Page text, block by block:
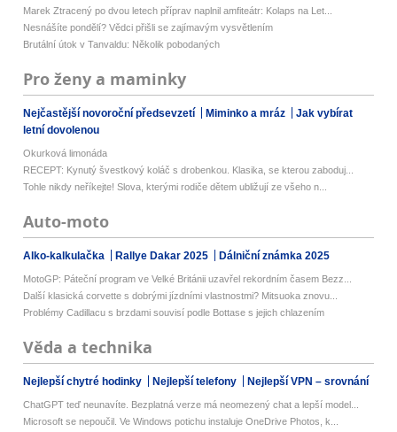
Marek Ztracený po dvou letech příprav naplnil amfiteátr: Kolaps na Let...
Nesnášíte pondělí? Vědci přišli se zajímavým vysvětlením
Brutální útok v Tanvaldu: Několik pobodaných
Pro ženy a maminky
Nejčastější novoroční předsevzetí Miminko a mráz
Jak vybírat
letní dovolenou
Okurková limonáda
RECEPT: Kynutý švestkový koláč s drobenkou. Klasika, se kterou zaboduj...
Tohle nikdy neříkejte! Slova, kterými rodiče dětem ubližují ze všeho n...
Auto-moto
Alko-kalkulačka Rallye Dakar 2025 Dálniční známka 2025
MotoGP: Páteční program ve Velké Británii uzavřel rekordním časem Bezz...
Další klasická corvette s dobrými jízdními vlastnostmi? Mitsuoka znovu...
Problémy Cadillacu s brzdami souvisí podle Bottase s jejich chlazením
Věda a technika
Nejlepší chytré hodinky Nejlepší telefony Nejlepší VPN – srovnání
ChatGPT teď neunavíte. Bezplatná verze má neomezený chat a lepší model...
Microsoft se nepoučil. Ve Windows potichu instaluje OneDrive Photos, k...